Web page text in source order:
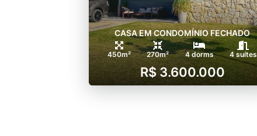
CASA EM CONDOMÍNIO FECHADO
450m² 270m² 4 dorms 4 suítes
R$ 3.600.000